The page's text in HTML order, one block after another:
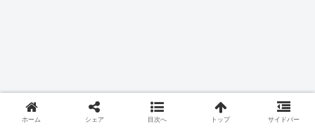
ホーム シェア 目次へ トップ サイドバー